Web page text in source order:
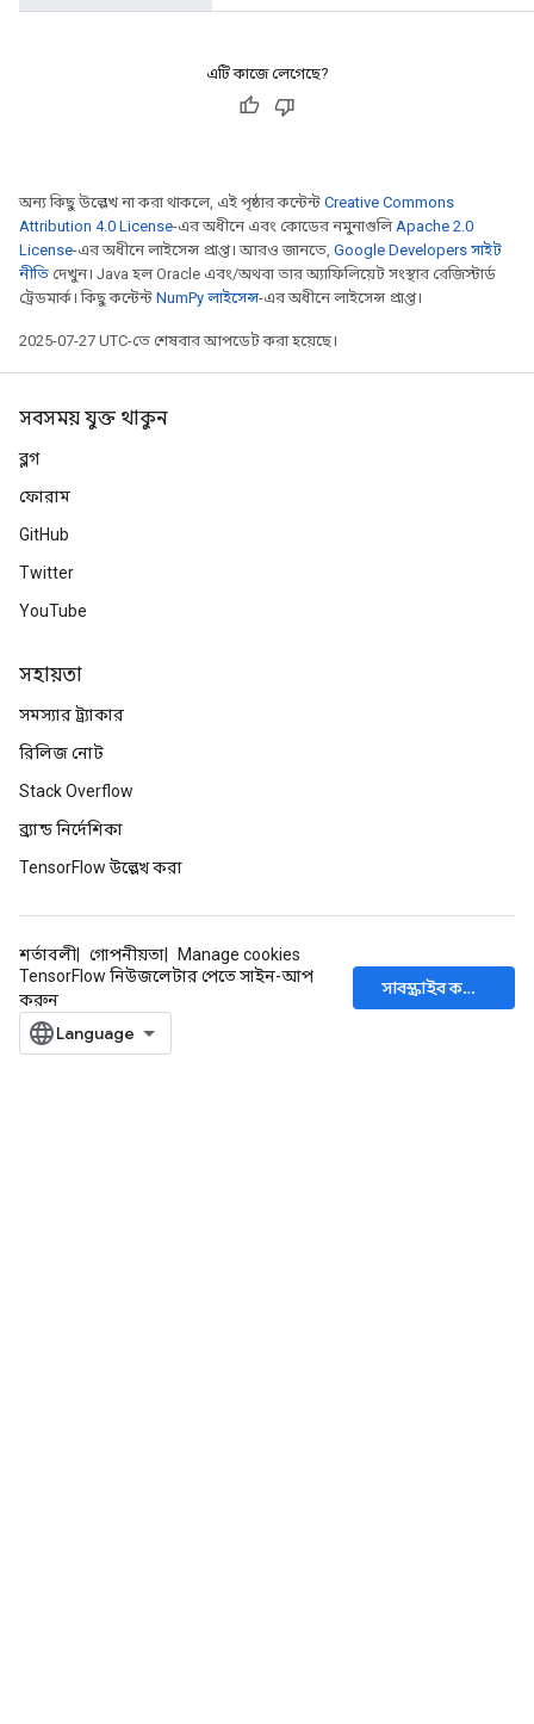
এটি কাজে লেগেছে?
অন্য কিছু উল্লেখ না করা থাকলে, এই পৃষ্ঠার কন্টেন্ট Creative Commons
Attribution 4.0 License-এর অধীনে এবং কোডের নমুনাগুলিApache 2.0
License-এর অধীনে লাইসেন্স প্রাপ্ত। আরও জানতে, Google Developers সাইট
নীতি দেখুন। Java হল Oracle এবং/অথবা তার অ্যাফিলিয়েট সংস্থার রেজিস্টার্ড
ট্রেডমার্ক। কিছু কন্টেন্ট NumPy লাইসেন্স-এর অধীনে লাইসেন্স প্রাপ্ত।
2025-07-27 UTC-তে শেষবার আপডেট করা হয়েছে।
সবসময় যুক্ত থাকুন
ব্লগ
ফোরাম
GitHub
Twitter
YouTube
সহায়তা
সমস্যার ট্র্যাকার
রিলিজ নোট
Stack Overflow
ব্র্যান্ড নির্দেশিকা
TensorFlow উল্লেখ করা
শর্তাবলী গোপনীয়তা
Manage cookies
TensorFlow নিউজলেটার পেতে সাইন-আপ
করুন
সাবস্ক্রাইব করুন